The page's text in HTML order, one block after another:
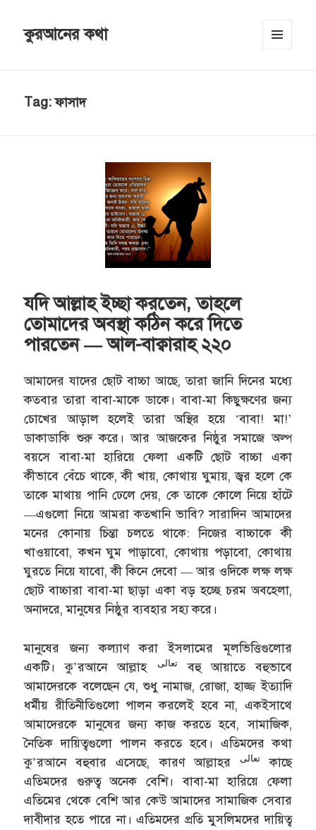
কুরআনের কথা
Tag:ফাসাদ
যদি আল্লাহ ইচ্ছা করতেন, তাহলে
তোমাদের অবস্থা কঠিন করে দিতে
পারতেন — আল-বাক্বারাহ ২২০
আমাদের যাদের ছোট বাচ্চা আছে, তারা জানি দিনের মধ্যে
কতবার তারা বাবা-মাকে ডাকে। বাবা-মা কিছুক্ষণের জন্য
চোখের আড়াল হলেই তারা অস্থির হয়ে ‘বাবা! মা!’
ডাকাডাকি শুরু করে। আর আজকের নিষ্ঠুর সমাজে অল্প
বয়সে বাবা-মা হারিয়ে ফেলা একটি ছোট বাচ্চা একা
কীভাবে বেঁচে থাকে, কী খায়, কোথায় ঘুমায়, জ্বর হলে কে
তাকে মাথায় পানি ঢেলে দেয়, কে তাকে কোলে নিয়ে হাঁটে
—এগুলো নিয়ে আমরা কতখানি ভাবি? সারাদিন আমাদের
মনের কোনায় চিন্তা চলতে থাকে: নিজের বাচ্চাকে কী
খাওয়াবো, কখন ঘুম পাড়াবো, কোথায় পড়াবো, কোথায়
ঘুরতে নিয়ে যাবো, কী কিনে দেবো — আর ওদিকে লক্ষ লক্ষ
ছোট বাচ্চারা বাবা-মা ছাড়া একা বড় হচ্ছে চরম অবহেলা,
অনাদরে, মানুষের নিষ্ঠুর ব্যবহার সহ্য করে।
মানুষের জন্য কল্যাণ করা ইসলামের মূলভিত্তিগুলোর
একটি। কু’রআনে আল্লাহ
تعالىবহু আয়াতে বহুভাবে
আমাদেরকে বলেছেন যে, শুধু নামাজ, রোজা, হাজ্জ ইত্যাদি
ধর্মীয় রীতিনীতিগুলো পালন করলেই হবে না, একইসাথে
আমাদেরকে মানুষের জন্য কাজ করতে হবে, সামাজিক,
নৈতিক দায়িত্বগুলো পালন করতে হবে। এতিমদের কথা
কু’রআনে বহুবার এসেছে, কারণ আল্লাহর
تعالىকাছে
এতিমদের গুরুত্ব অনেক বেশি। বাবা-মা হারিয়ে ফেলা
এতিমের থেকে বেশি আর কেউ আমাদের সামাজিক সেবার
দাবীদার হতে পারে না। এতিমদের প্রতি মুসলিমদের দায়িত্ব